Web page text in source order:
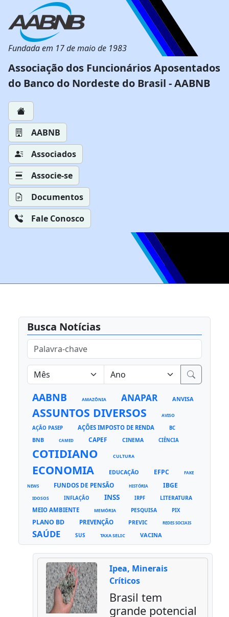
Fundada em 17 de maio de 1983
Associação dos Funcionários Aposentados
do Banco do Nordeste do Brasil - AABNB
AABNB
Associados
Associe-se
Documentos
Fale Conosco
Busca Notícias
AABNB AMAZÔNIA ANAPAR ANVISA
ASSUNTOS DIVERSOS AVISO
AÇÃO PASEP AÇÕES IMPOSTO DE RENDA BC
BNB CAMED CAPEF CINEMA CIÊNCIA
COTIDIANO CULTURA
ECONOMIA EDUCAÇÃO EFPC FAKE
NEWS FUNDOS DE PENSÃO HISTÓRIA IBGE
IDOSOS INFLAÇÃO INSS IRPF LITERATURA
MEIO AMBIENTE MEMÓRIA PESQUISA PIX
PLANO BD PREVENÇÃO PREVIC REDES SOCIAIS
SAÚDE SUS TAXA SELIC VACINA
Ipea, Minerais
Críticos
Brasil tem
grande potencial